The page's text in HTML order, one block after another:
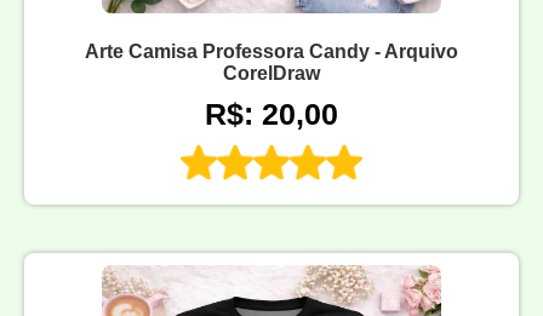
Arte Camisa Professora Candy - Arquivo
CorelDraw
R$: 20,00